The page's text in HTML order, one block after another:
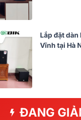
Lắp đặt
Vĩnh tại Hà
ĐANG